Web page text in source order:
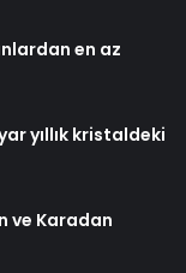
en az
yıllık kristaldeki
ve Karadan